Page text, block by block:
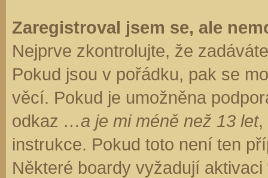
Zaregistroval jsem se, ale
Nejprve zkontrolujte, že
Pokud jsou v pořádku, pak se
věcí. Pokud je umožněna
odkaz …a je mi méně než 13 let,
instrukce. Pokud toto není ten
Některé boardy vyžadují